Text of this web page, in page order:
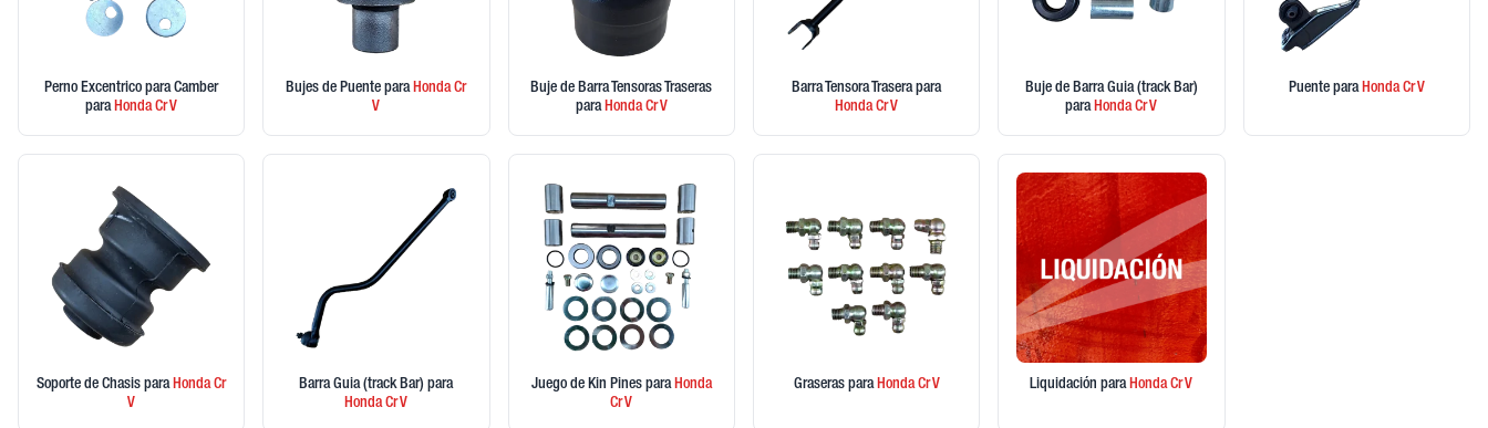
Perno Excentrico para Camber
paraHondaCr V
Bujes de Puente paraHondaCr
V
Buje de Barra Tensoras Traseras
paraHondaCr V
Barra Tensora Trasera para
HondaCr V
Buje de Barra Guia (track Bar)
paraHondaCr V
Puente paraHondaCr V
Soporte de Chasispara HondaCr
V
Barra Guia (track Bar)para
HondaCr V
Juego de Kin Pines para Honda
Cr V
Graseras para HondaCr V Liquidaciónpara HondaCr V